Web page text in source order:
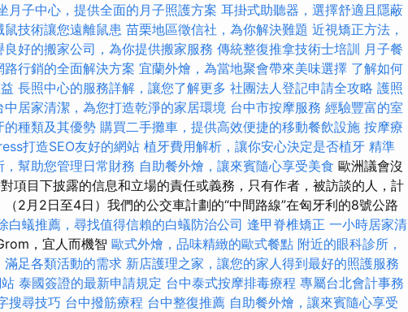
月子中心，提供全面的月子照護方案 耳掛式助聽器，選擇舒適且隱蔽
技術讓您遠離鼠患 苗栗地區徵信社，為你解決難題 近視矯正方法，
良好的搬家公司，為你提供搬家服務 傳統整復推拿技術士培訓 月子餐
路行銷的全面解決方案 宜蘭外燴，為當地聚會帶來美味選擇 了解如何
長照中心的服務詳解，讓您了解更多 社團法人登記申請全攻略 護照
中居家清潔，為您打造乾淨的家居環境 台中市按摩服務 經驗豐富的室
的種類及其優勢 購買二手攤車，提供高效便捷的移動餐飲設施 按摩療
打造SEO友好的網站 植牙費用解析，讓你安心決定是否植牙 精準
幫助您管理日常財務 自助餐外燴，讓來賓隨心享受美食 歐洲議會沒
項目下披露的信息和立場的責任或義務，只有作者，被訪談的人，計
2月2日至4日）我們的公交車計劃的“中間路線”在匈牙利的8號公路
白蟻推薦，尋找值得信賴的白蟻防治公司 逢甲脊椎矯正 一小時居家清
，宜人而機智 歐式外燴，品味精緻的歐式餐點 附近的眼科診所，
滿足各類活動的需求 新店護理之家，讓您的家人得到最好的照護服務
泰國簽證的最新申請規定 台中泰式按摩排毒療程 專屬台北會計事務
搜尋技巧 台中撥筋療程 台中整復推薦 自助餐外燴，讓來賓隨心享受